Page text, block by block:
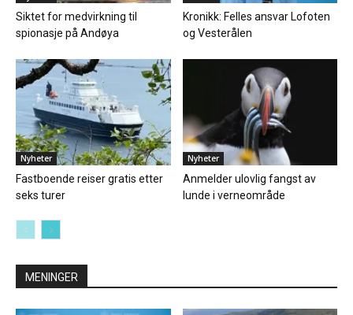
Siktet for medvirkning til
spionasje på Andøya
Kronikk: Felles ansvar Lofoten
og Vesterålen
Nyheter
Fastboende reiser gratis etter
seks turer
Nyheter
Anmelder ulovlig fangst av
lunde i verneområde
MENINGER